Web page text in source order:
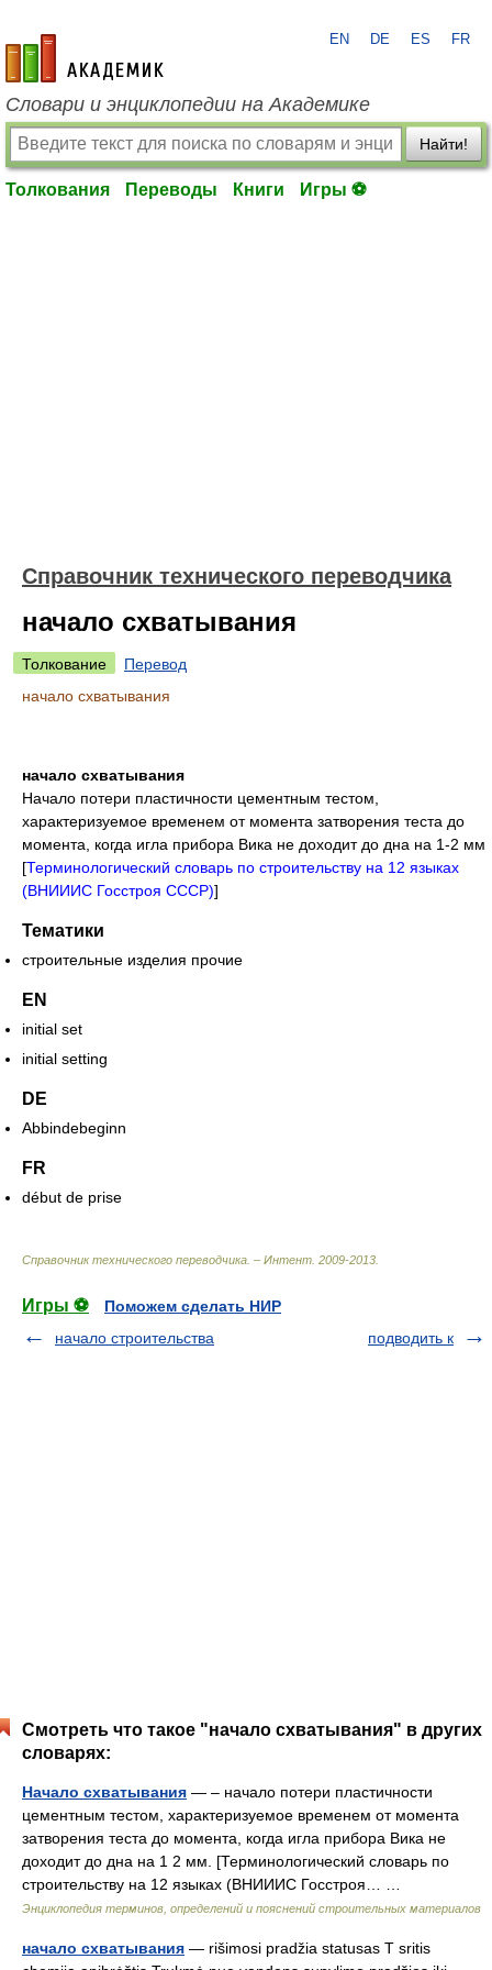
academic.ru
EN DE ES FR
Словари и энциклопедии на Академике
Найти!
Толкования Переводы Книги Игры ⚽
Справочник технического переводчика
начало схватывания
Толкование
Перевод
начало схватывания
начало схватывания
Начало потери пластичности цементным тестом,
характеризуемое временем от момента затворения теста до
момента, когда игла прибора Вика не доходит до дна на 1-2 мм
[Терминологический словарь по строительству на 12 языках
(ВНИИИС Госстроя СССР)]
Тематики
строительные изделия прочие
EN
initial set
initial setting
DE
Abbindebeginn
FR
début de prise
Справочник технического переводчика. – Интент 2009-2013
Игры ⚽
Поможем сделать НИР
начало строительства
подводить к
Смотреть что такое "начало схватывания" в других
словарях:
Начало схватывания — – начало потери пластичности
цементным тестом, характеризуемое временем от момента
затворения теста до момента, когда игла прибора Вика не
доходит до дна на 1 2 мм. [Терминологический словарь по
строительству на 12 языках (ВНИИИС Госстроя… …
Энциклопедия терминов, определений и пояснений строительных материалов
начало схватывания — rišimosi pradžia statusas T sritis